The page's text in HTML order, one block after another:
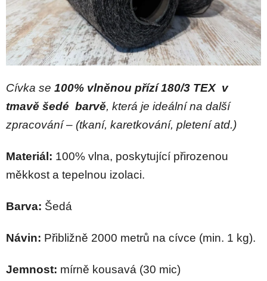
Cívka se 100% vlněnou přízí 180/3 TEX v
tmavě šedé barvě, která je ideální na další
zpracování – (tkaní, karetkování, pletení atd.)
Materiál: 100% vlna, poskytující přirozenou
měkkost a tepelnou izolaci.
Barva: Šedá
Návin: Přibližně 2000 metrů na cívce (min. 1 kg).
Jemnost: mírně kousavá (30 mic)